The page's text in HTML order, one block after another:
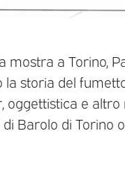
mostra a Torino,
storia del
oggettistica e
Barolo di Torino